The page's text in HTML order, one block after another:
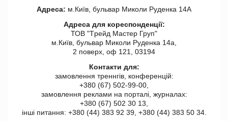
Адреса: м.Київ, бульвар Миколи Руденка 14А
Адреса для кореспонденції:
ТОВ "Tрейд Мастер Груп"
м.Київ, бульвар Миколи Руденка 14а,
2 поверх, оф 121, 03194
Контакти для:
замовлення треннгів, конференцій:
+380 (67) 502-99-00,
замовлення реклами на порталі, журналах:
+380 (67) 502 30 13,
інші питання: +380 (44) 383 92 39, +380 (44) 383 50 34.